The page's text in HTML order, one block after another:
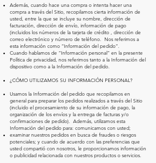
Además, cuando hace una compra o intenta hacer una
compra a través del Sitio, recopilamos cierta información de
usted, entre la que se incluye su nombre, dirección de
facturación, dirección de envío, información de pago
(incluidos los números de la tarjeta de crédito , dirección de
correo electrónico y número de teléfono. Nos referimos a
esta información como “Información del pedido”.
Cuando hablamos de “Información personal” en la presente
Política de privacidad, nos referimos tanto a la Información del
dispositivo como a la Información del pedido.
¿CÓMO UTILIZAMOS SU INFORMACIÓN PERSONAL?
Usamos la Información del pedido que recopilamos en
general para preparar los pedidos realizados a través del Sitio
(incluido el procesamiento de su información de pago, la
organización de los envíos y la entrega de facturas y/o
confirmaciones de pedido). Además, utilizamos esta
Información del pedido para: comunicarnos con usted;
examinar nuestros pedidos en busca de fraudes o riesgos
potenciales; y cuando de acuerdo con las preferencias que
usted compartió con nosotros, le proporcionamos información
o publicidad relacionada con nuestros productos o servicios.